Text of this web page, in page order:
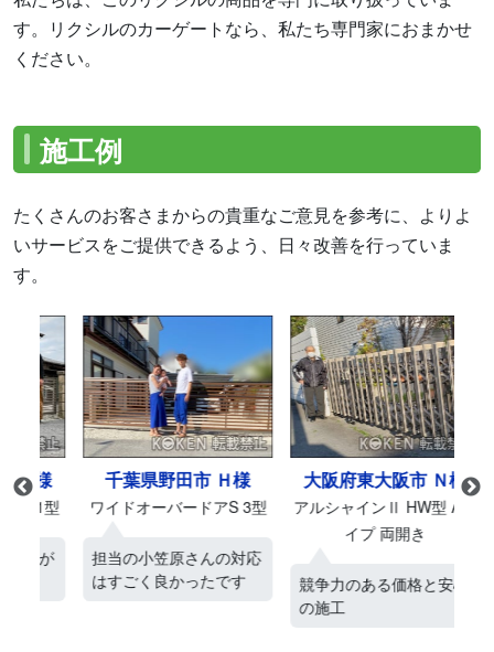
す。リクシルのカーゲートなら、私たち専門家におまかせ
ください。
施工例
たくさんのお客さまからの貴重なご意見を参考に、よりよ
いサービスをご提供できるよう、日々改善を行っていま
す。
千葉県野田市 Ｈ様
ワイドオーバードアS 3型
担当の小笠原さんの対応
はすごく良かったです
大阪府東大阪市 Ｎ様
アルシャインⅡ HW型 Aタ
イプ 両開き
競争力のある価格と安心
の施工
埼